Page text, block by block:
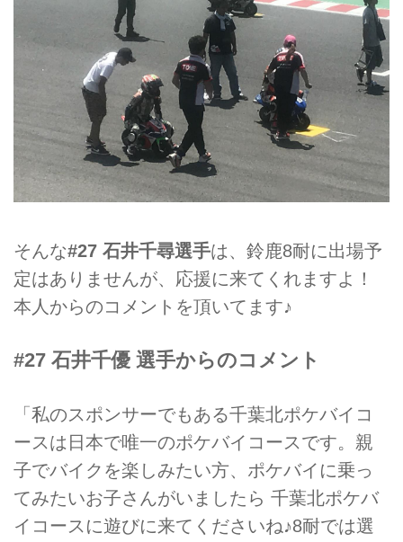
そんな#27 石井千尋選手は、鈴鹿8耐に出場予
定はありませんが、応援に来てくれますよ！
本人からのコメントを頂いてます♪
#27 石井千優 選手からのコメント
「私のスポンサーでもある千葉北ポケバイコ
ースは日本で唯一のポケバイコースです。親
子でバイクを楽しみたい方、ポケバイに乗っ
てみたいお子さんがいましたら 千葉北ポケバ
イコースに遊びに来てくださいね♪8耐では選